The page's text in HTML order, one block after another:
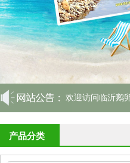
欢迎访问临沂鹅
产品分类